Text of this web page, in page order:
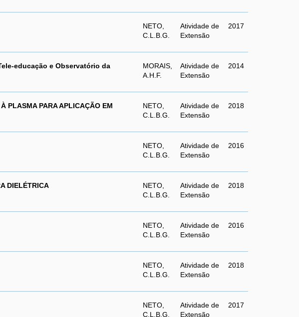
NETO,
C.L.B.G.
Atividade de
Extensão
2017
educação e Observatório da
MORAIS,
A.H.F.
Atividade de
Extensão
2014
PLASMA PARA APLICAÇÃO EM
NETO,
C.L.B.G.
Atividade de
Extensão
2018
NETO,
C.L.B.G.
Atividade de
Extensão
2016
DIELÉTRICA
NETO,
C.L.B.G.
Atividade de
Extensão
2018
NETO,
C.L.B.G.
Atividade de
Extensão
2016
NETO,
C.L.B.G.
Atividade de
Extensão
2018
NETO,
C.L.B.G.
Atividade de
Extensão
2017